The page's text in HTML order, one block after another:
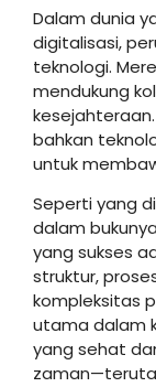
Dalam dunia
digitalisasi,
teknologi.
mendukung
bahkan
untuk
Seperti yang
dalam bukunya
yang sukses
struktur,
kompleksitas
utama dalam
yang sehat